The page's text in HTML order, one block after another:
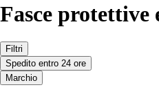
Fasce
Filtri
Spedito entro 24 ore
Marchio